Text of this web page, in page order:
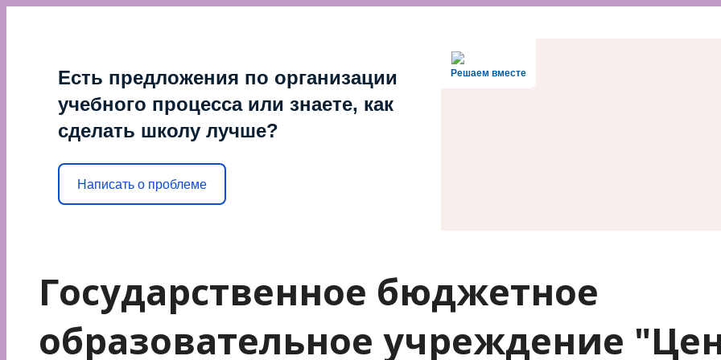
Решаем вместе
Есть предложения по организации
учебного процесса или знаете, как
сделать школу лучше?
Написать о проблеме
Государственное бюджетное
образовательное учреждение